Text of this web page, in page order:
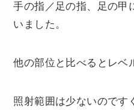
手の指／足の指、足の甲
いました。
他の部位と比べるとレベ
照射範囲は少ないのです